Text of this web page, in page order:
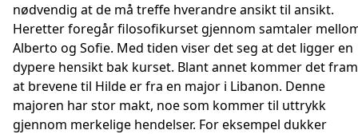
nødvendig at de må treffe hverandre ansikt til ansikt.
Heretter foregår filosofikurset gjennom samtaler
Alberto og Sofie. Med tiden viser det seg at det ligger en
dypere hensikt bak kurset. Blant annet kommer det fram
at brevene til Hilde er fra en major i Libanon. Denne
majoren har stor makt, noe som kommer til uttrykk
gjennom merkelige hendelser. For eksempel dukker